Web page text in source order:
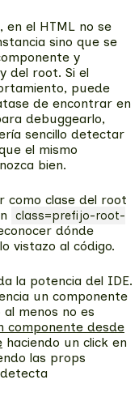
en el HTML no se
sino que se
y
del root. Si el
puede
de encontrar en
debuggearlo,
sencillo detectar
el mismo
bien.
como clase del root
class=prefijo-root-
dónde
vistazo al código.
la potencia del IDE.
un componente
menos no es
componente desde
haciendo un click en
las props